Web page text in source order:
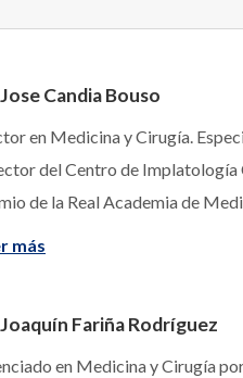
Candia Bouso
en Medicina y Cirugía.
del Centro de Implatología
de la Real Academia de
más
Fariña Rodríguez
en Medicina y Cirugía